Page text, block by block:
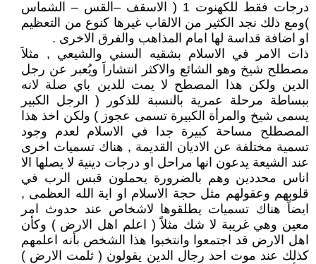
درجات فقط للكهنوت 1 ( الاسقف –القس – الشماس
)ومع ذلك نجد الكثير من الالقاب غيرها كنوع من التعظيم
او اضافة قداسة لها امام المذاهب والفرق الاخرى .
ذات الامر في الاسلام بشقيه السني والشيعي , مثلاَ
مصطلح شيخ وهو الشائع والاكثر انتشاراَ ويُعبر عن رجل
الدين ولكن هذا المصطح لا يمت للدين باي صلة لانه
ببساطة مرحلة عمرية بالنسبة للذكور ( الرجل الكبير
يسمى شيخ والمرأة الكبيرة تسمى عجوز ) ولكن اخذ هذا
المصطلح مساحة كبيرة جدا في الاسلام لعدم وجود
تسمية مختلفة عن الاديان القديمة , هناك تسميات اخرى
عند الشيعة يدعون انها مراحل او درجات دينية لا يصلها الا
اناس محددين وهم بالضرورة يحملون قبس الرب في
قلوبهم وعقولهم مثل حجة الاسلام او اية الله العظمى ,
ايضاً هناك تسميات يطلقوها لاشخاص عند حدوث امر
معين وهي غريبة لا شك مثلاً ( اعلم اهل الارض ) وكأن
اهل الارض قد اجتمعوا وانتخبوا هذا الشخص بأنه اعلمهم
كذلك عند موت احد رجال الدين يقولون ( ثلمت الارض )